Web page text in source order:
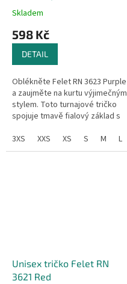
Skladem
598 Kč
DETAIL
Oblékněte Felet RN 3623 Purple
a zaujměte na kurtu výjimečným
stylem. Toto turnajové tričko
spojuje tmavě fialový základ s
fialové, modré a zlaté,...
3XS XXS XS S M L
Unisex tričko Felet RN
3621 Red